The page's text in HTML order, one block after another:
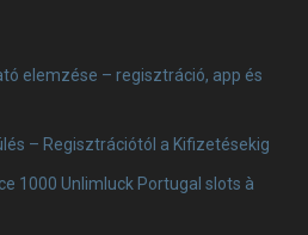
elemzése – regisztráció, app és
– Regisztrációtól a Kifizetésekig
1000 Unlimluck Portugal slots à